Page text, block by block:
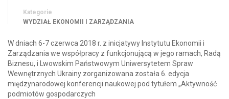
Kategorie
WYDZIAŁ EKONOMII I ZARZĄDZANIA
W dniach 6-7 czerwca 2018 r. z inicjatywy Instytutu Ekonomii i
Zarządzania we współpracy z funkcjonującą w jego ramach, Radą
Biznesu, i Lwowskim Państwowym Uniwersytetem Spraw
Wewnętrznych Ukrainy zorganizowana została 6. edycja
międzynarodowej konferencji naukowej pod tytułem „Aktywność
podmiotów gospodarczych